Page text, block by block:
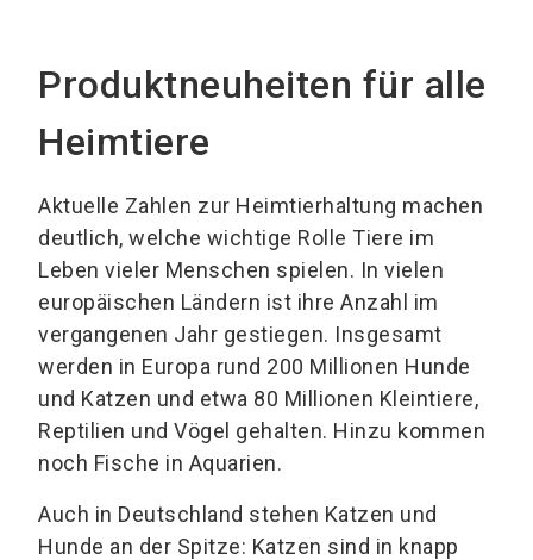
Produktneuheiten für alle
Heimtiere
Aktuelle Zahlen zur Heimtierhaltung machen
deutlich, welche wichtige Rolle Tiere im
Leben vieler Menschen spielen. In vielen
europäischen Ländern ist ihre Anzahl im
vergangenen Jahr gestiegen. Insgesamt
werden in Europa rund 200 Millionen Hunde
und Katzen und etwa 80 Millionen Kleintiere,
Reptilien und Vögel gehalten. Hinzu kommen
noch Fische in Aquarien.
Auch in Deutschland stehen Katzen und
Hunde an der Spitze: Katzen sind in knapp